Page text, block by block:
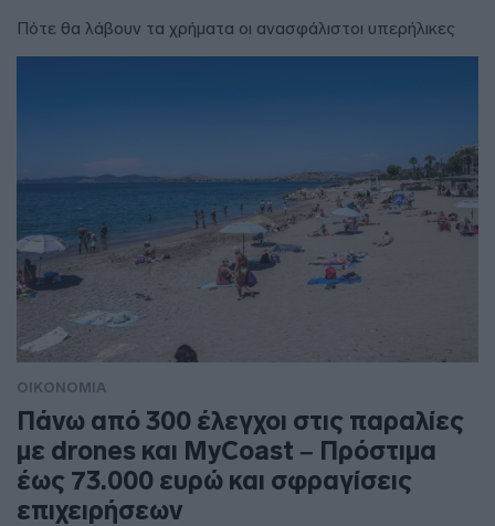
Πότε θα λάβουν τα χρήματα οι ανασφάλιστοι υπερήλικες
ΟΙΚΟΝΟΜΙΑ
Πάνω από 300 έλεγχοι στις παραλίες
με drones και MyCoast – Πρόστιμα
έως 73.000 ευρώ και σφραγίσεις
επιχειρήσεων